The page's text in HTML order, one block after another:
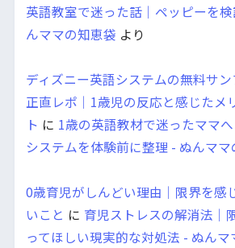
英語教室で迷った話｜ペッピーを
んママの知恵袋 より
ディズニー英語システムの無料サ
正直レポ｜1歳児の反応と感じたメ
ト に 1歳の英語教材で迷ったママ
システムを体験前に整理 - ぬんママ
0歳育児がしんどい理由｜限界を感
いこと に 育児ストレスの解消法｜
ってほしい現実的な対処法 - ぬんマ